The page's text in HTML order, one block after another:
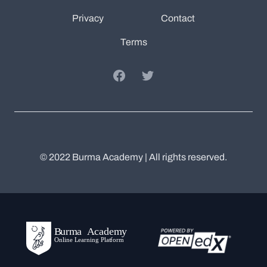
Privacy Contact
Terms
FacebookTwitter
© 2022 Burma Academy | All rights reserved.
Burma Academy